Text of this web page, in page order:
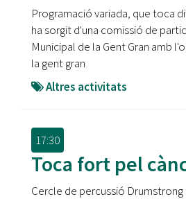
Programació variada, que toca
ha sorgit d'una comissió de
Municipal de la Gent Gran amb
la gent gran
Altres activitats
17:30
Toca fort pel
Cercle de percussió